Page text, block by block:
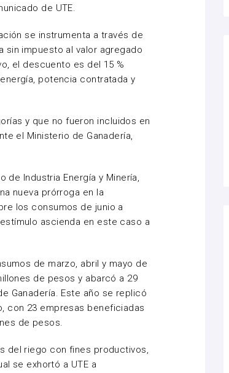
de UTE.
se instrumenta a través de
sin impuesto al valor agregado
el descuento es del 15 %
potencia contratada y
y que no fueron incluidos en
el Ministerio de Ganadería,
de Industria Energía y Minería,
nueva prórroga en la
los consumos de junio a
ascienda en este caso a
de marzo, abril y mayo de
de pesos y abarcó a 29
Ganadería. Este año se replicó
con 23 empresas beneficiadas
de pesos.
del riego con fines productivos,
se exhortó a UTE a